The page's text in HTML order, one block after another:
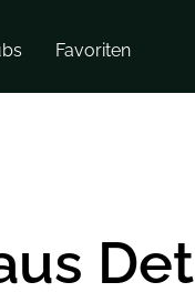
Favoriten